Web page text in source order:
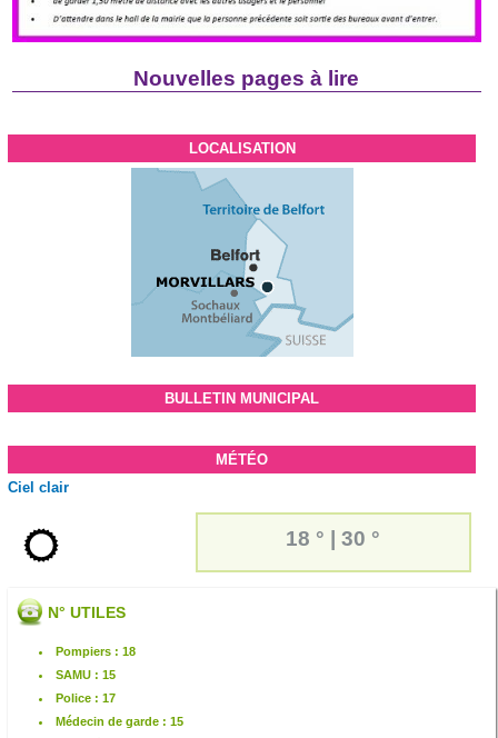
Nouvelles pages à lire
LOCALISATION
BULLETIN MUNICIPAL
MÉTÉO
Ciel clair
18 ° 30 °
N° UTILES
Pompiers : 18
SAMU : 15
Police : 17
Médecin de garde : 15